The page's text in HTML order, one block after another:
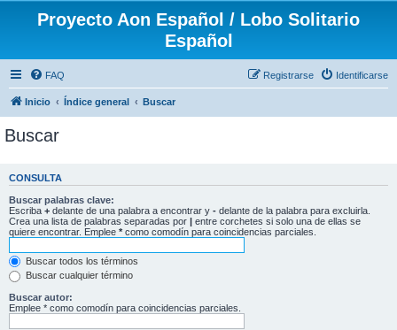
Proyecto Aon Español / Lobo Solitario
Español
FAQ Identificarse
Registrarse
Inicio Índice general Buscar
Buscar
CONSULTA
Buscar palabras clave:
Escriba + delante de una palabra a encontrar y - delante de la palabra para excluirla.
Crea una lista de palabras separadas por | entre corchetes si solo una de ellas se
quiere encontrar. Emplee * como comodín para coincidencias parciales.
Buscar todos los términos
Buscar cualquier término
Buscar autor:
Emplee * como comodín para coincidencias parciales.